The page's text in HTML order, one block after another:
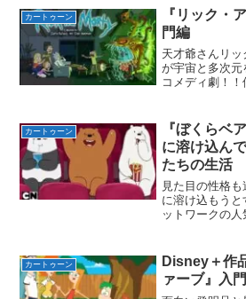
カートゥーン
『リック・
門編
天才爺さんリ
が宇宙と多次元
コメディ劇！
やすく提示で
る。（『どこ
カートゥーン
『ぼくらベ
に溶け込ん
たちの生活
見た目の性格
に溶け込もう
ットワークの
じめて見たとき
とは思えなかっ
カートゥーン
Disney＋作
ァーブ』入